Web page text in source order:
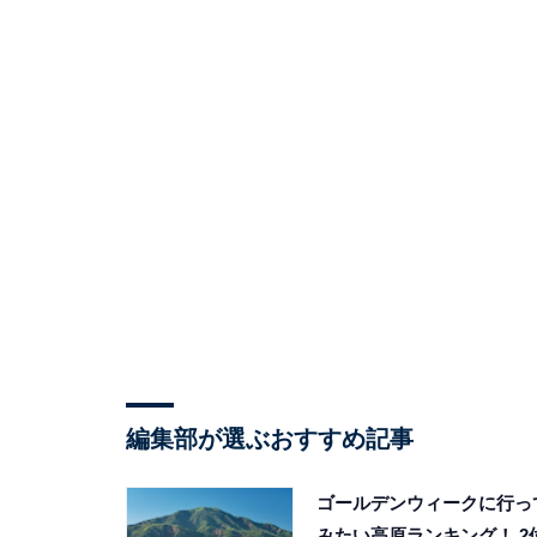
編集部が選ぶおすすめ記事
ゴールデンウィークに行っ